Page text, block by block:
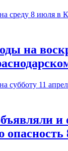
на
и
опасность